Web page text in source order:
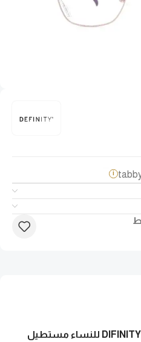
i
كن أول من يقيم “اطار طبي DIFINITY للنساء مستطيل